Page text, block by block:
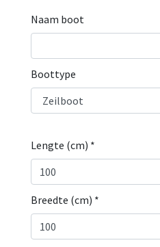
Naam boot
Boottype
Lengte (cm) *
Breedte (cm) *